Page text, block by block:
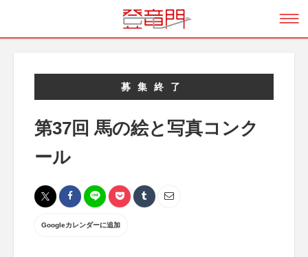
募集終了
第37回 馬の絵と写真コンク
ール
Googleカレンダーに追加